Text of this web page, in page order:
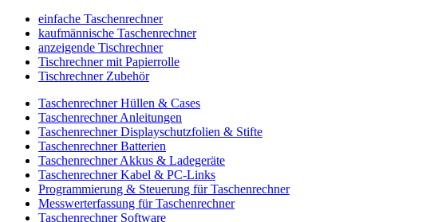
einfache Taschenrechner
kaufmännische Taschenrechner
anzeigende Tischrechner
Tischrechner mit Papierrolle
Tischrechner Zubehör
Taschenrechner Hüllen & Cases
Taschenrechner Anleitungen
Taschenrechner Displayschutzfolien & Stifte
Taschenrechner Batterien
Taschenrechner Akkus & Ladegeräte
Taschenrechner Kabel & PC-Links
Programmierung & Steuerung für Taschenrechner
Messwerterfassung für Taschenrechner
Taschenrechner Software